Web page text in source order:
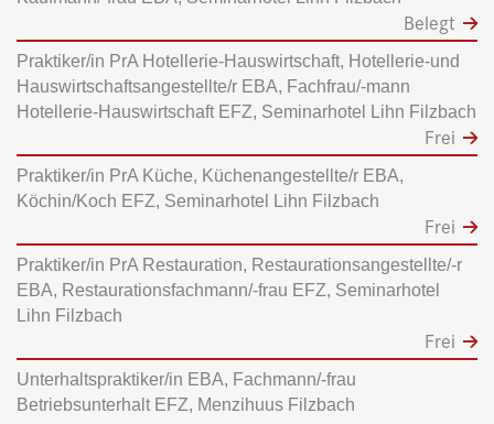
Belegt
Praktiker/in PrA Hotellerie-Hauswirtschaft, Hotellerie-und
Hauswirtschaftsangestellte/r EBA, Fachfrau/-mann
Hotellerie-Hauswirtschaft EFZ, Seminarhotel Lihn Filzbach
Frei
Praktiker/in PrA Küche, Küchenangestellte/r EBA,
Köchin/Koch EFZ, Seminarhotel Lihn Filzbach
Frei
Praktiker/in PrA Restauration, Restaurationsangestellte/-r
EBA, Restaurationsfachmann/-frau EFZ, Seminarhotel
Lihn Filzbach
Frei
Unterhaltspraktiker/in EBA, Fachmann/-frau
Betriebsunterhalt EFZ, Menzihuus Filzbach